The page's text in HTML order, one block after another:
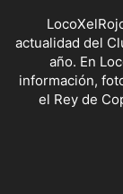
actualidad del
año. En
información,
el Rey de